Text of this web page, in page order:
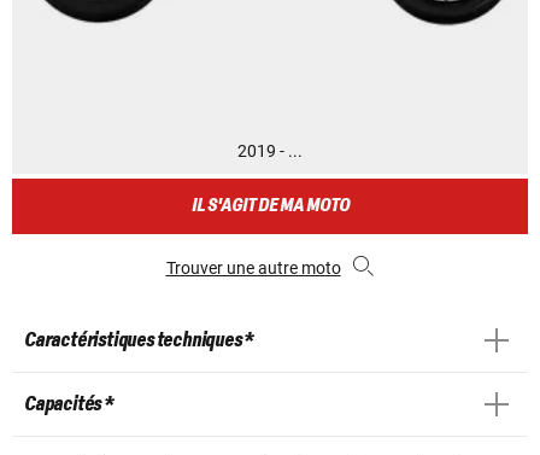
2019 - ...
IL S'AGIT DE MA MOTO
Trouver une autre moto
Caractéristiques techniques *
Capacités *